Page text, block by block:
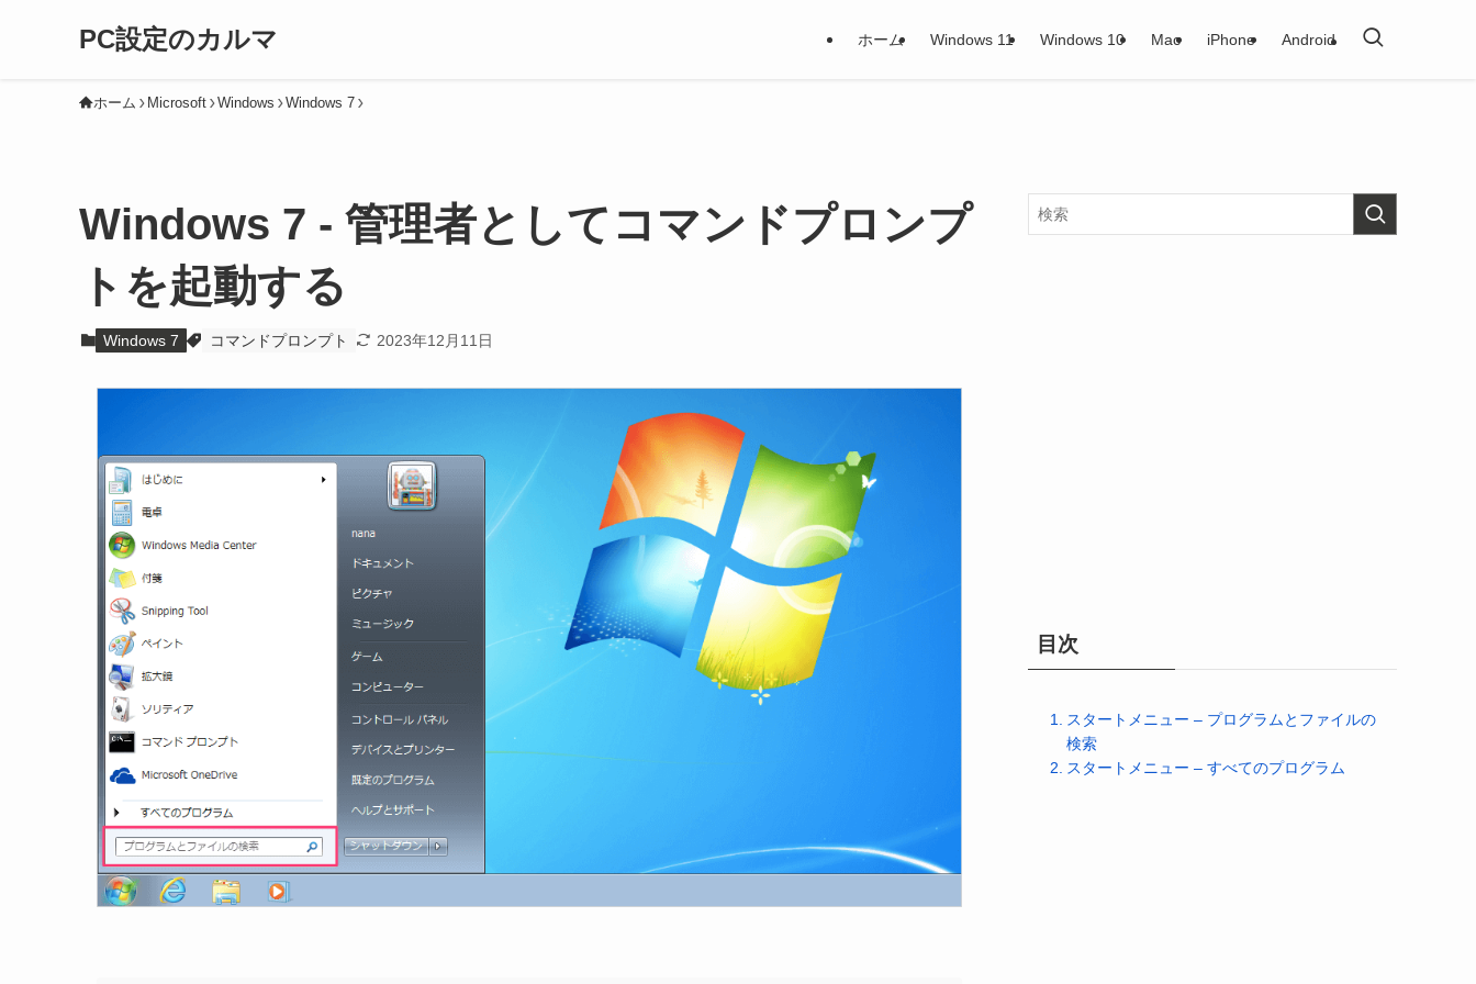
PC設定のカルマ ホーム Windows 11 Windows 10 Mac iPhone Android
ホーム Microsoft Windows Windows 7
Windows 7 - 管理者としてコマンドプロンプ
トを起動する
Windows 7 コマンドプロンプト 2023年12月11日
目次
スタートメニュー – プログラムとファイルの
検索
スタートメニュー – すべてのプログラム